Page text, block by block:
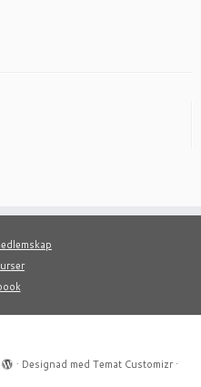
· Designad med Temat Customizr·